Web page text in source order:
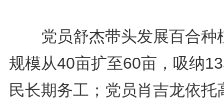
党员舒杰带头发展百合种
规模从40亩扩至60亩，吸纳
民长期务工；党员肖吉龙依托